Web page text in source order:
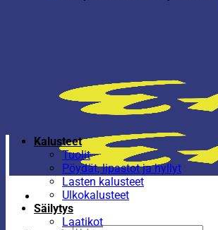
Kalusteet
Tuolit
Pöydät, lipastot ja hyllyt
Lasten kalusteet
Ulkokalusteet
Säilytys
Laatikot